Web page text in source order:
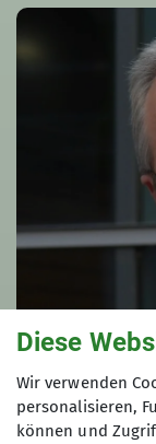
Martin
Wandern +
Diese
Wir verwenden
personalisieren,
können und